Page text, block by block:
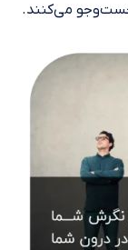
می‌کنند.